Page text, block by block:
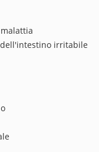
irritabile